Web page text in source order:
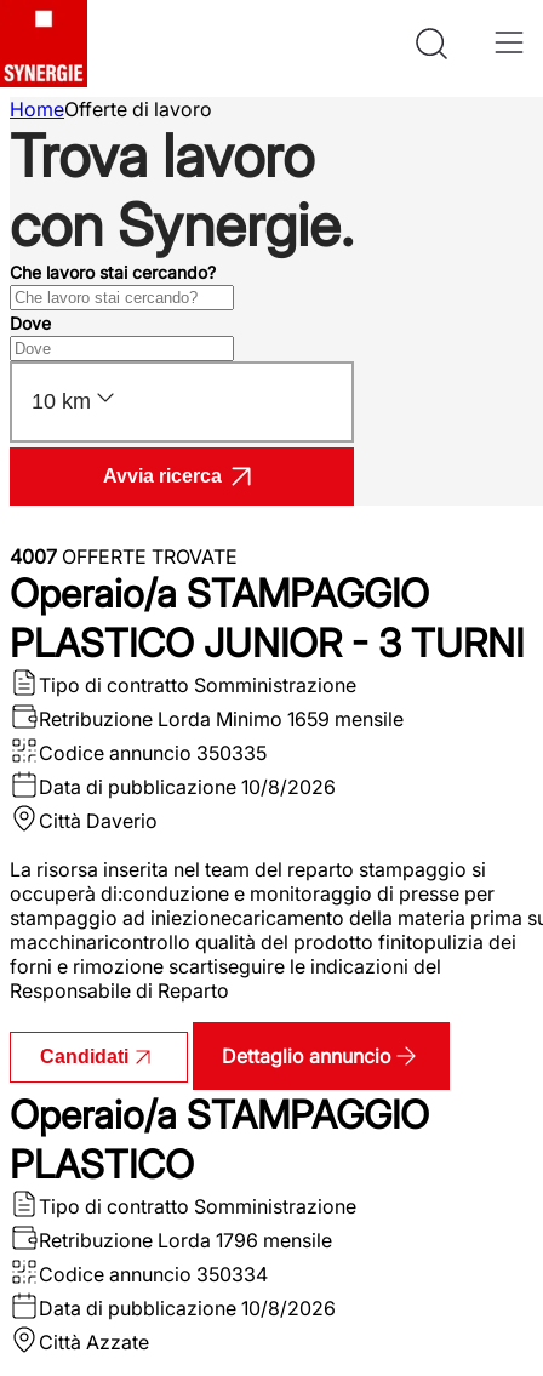
HomeOfferte di lavoro
Trova lavoro
con Synergie.
Che lavoro stai cercando?
Dove
10 km
Avvia ricerca
4007 OFFERTE TROVATE
Operaio/a STAMPAGGIO
PLASTICO JUNIOR - 3 TURNI
Tipo di contratto Somministrazione
Retribuzione Lorda Minimo 1659 mensile
Codice annuncio 350335
Data di pubblicazione 10/8/2026
Città Daverio
La risorsa inserita nel team del reparto stampaggio si
occuperà di:conduzione e monitoraggio di presse per
stampaggio ad iniezionecaricamento della materia prima
macchinaricontrollo qualità del prodotto finitopulizia dei
forni e rimozione scartiseguire le indicazioni del
Responsabile di Reparto
Candidati Dettaglio annuncio
Operaio/a STAMPAGGIO
PLASTICO
Tipo di contratto Somministrazione
Retribuzione Lorda 1796 mensile
Codice annuncio 350334
Data di pubblicazione 10/8/2026
Città Azzate